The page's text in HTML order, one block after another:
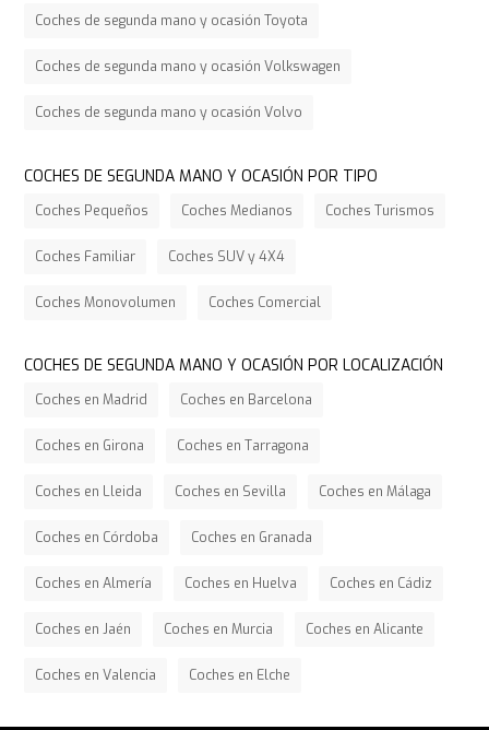
Coches de segunda mano y ocasión Toyota
Coches de segunda mano y ocasión Volkswagen
Coches de segunda mano y ocasión Volvo
COCHES DE SEGUNDA MANO Y OCASIÓN POR TIPO
Coches Pequeños Coches Medianos Coches Turismos
Coches Familiar Coches SUV y 4X4
Coches Monovolumen Coches Comercial
COCHES DE SEGUNDA MANO Y OCASIÓN POR LOCALIZACIÓN
Coches en Madrid Coches en Barcelona
Coches en Girona Coches en Tarragona
Coches en Lleida Coches en Sevilla Coches en Málaga
Coches en Córdoba Coches en Granada
Coches en Almería Coches en Huelva Coches en Cádiz
Coches en Jaén Coches en Murcia Coches en Alicante
Coches en Valencia Coches en Elche